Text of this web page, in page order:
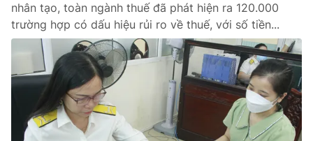
Liên hệ tòa soạn English
THỜI BÁO VTV
Theo dõi báo trên
nhân tạo, toàn ngành thuế đã phát hiện ra 120.000
trường hợp có dấu hiệu rủi ro về thuế, với số tiền...